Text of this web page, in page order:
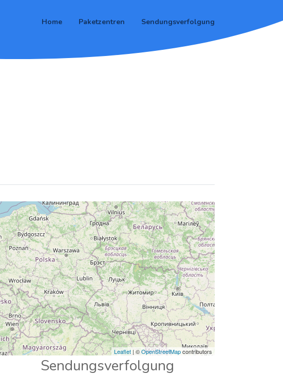
Home Paketzentren Sendungsverfolgung
Leaflet | ©OpenStreetMapcontributors
Sendungsverfolgung